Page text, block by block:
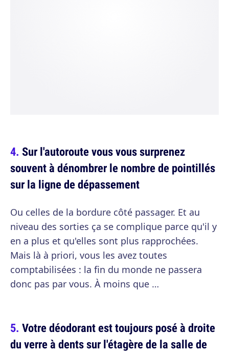
Sur l'autoroute vous vous surprenez
souvent à dénombrer le nombre de pointillés
sur la ligne de dépassement
Ou celles de la bordure côté passager. Et au
niveau des sorties ça se complique parce qu'il y
en a plus et qu'elles sont plus rapprochées.
Mais là à priori, vous les avez toutes
comptabilisées : la fin du monde ne passera
donc pas par vous. À moins que …
Votre déodorant est toujours posé à droite
du verre à dents sur l'étagère de la salle de